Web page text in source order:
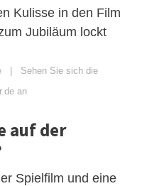
Kulisse in den Film
Jubiläum lockt
| Sehen Sie sich die
an
auf der
Spielfilm und eine